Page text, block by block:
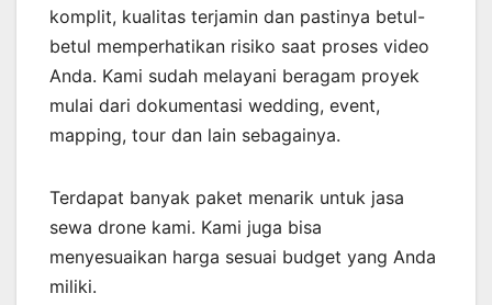
komplit, kualitas terjamin dan pastinya betul-
betul memperhatikan risiko saat proses video
Anda. Kami sudah melayani beragam proyek
mulai dari dokumentasi wedding, event,
mapping, tour dan lain sebagainya.
Terdapat banyak paket menarik untuk jasa
sewa drone kami. Kami juga bisa
menyesuaikan harga sesuai budget yang Anda
miliki.